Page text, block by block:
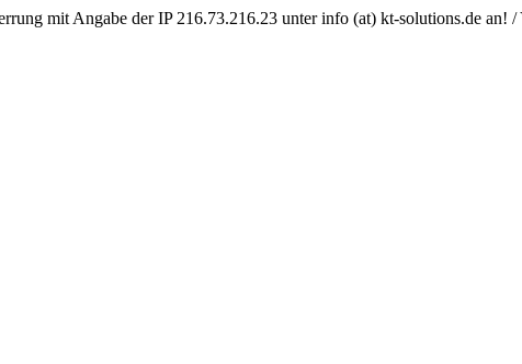
mit Angabe der IP 216.73.216.23 unter info (at) kt-solutions.de